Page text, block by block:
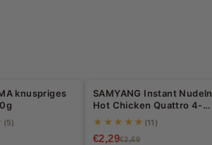
knuspriges
(5)
-15%
SAMYANG Instant Nudeln
Hot Chicken Quattro 4-
Käse 145g
★★★★★ (11)
€2,29€2,69